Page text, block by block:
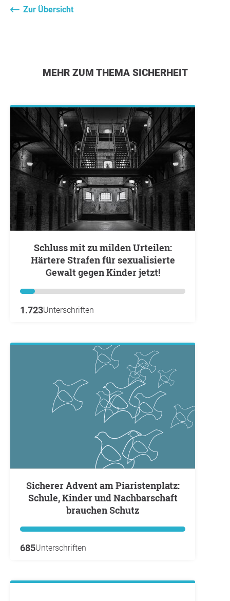
Zur Übersicht
MEHR ZUM THEMA SICHERHEIT
Schluss mit zu milden Urteilen:
Härtere Strafen für sexualisierte
Gewalt gegen Kinder jetzt!
1.723Unterschriften
Sicherer Advent am Piaristenplatz:
Schule, Kinder und Nachbarschaft
brauchen Schutz
685Unterschriften